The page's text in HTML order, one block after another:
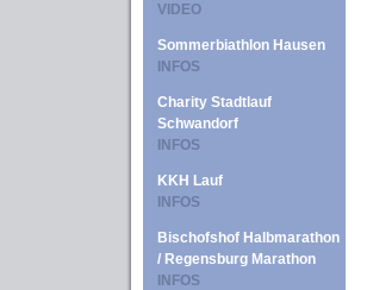
VIDEO
Sommerbiathlon Hausen
INFOS
Charity Stadtlauf
Schwandorf
INFOS
KKH Lauf
INFOS
Bischofshof Halbmarathon
/ Regensburg Marathon
INFOS